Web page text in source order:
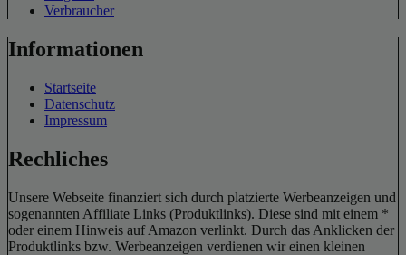
Verbraucher
Informationen
Startseite
Datenschutz
Impressum
Rechliches
Unsere Webseite finanziert sich durch platzierte Werbeanzeigen und
sogenannten Affiliate Links (Produktlinks). Diese sind mit einem *
oder einem Hinweis auf Amazon verlinkt. Durch das Anklicken der
Produktlinks bzw. Werbeanzeigen verdienen wir einen kleinen